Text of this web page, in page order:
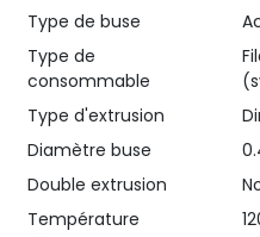
Type de buse
Type de
consommable
Type d'extrusion
Diamètre buse
Double extrusion
Température